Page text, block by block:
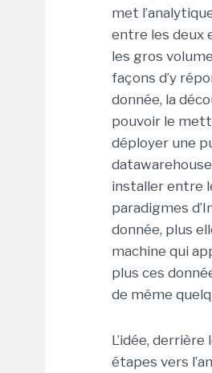
met
entre les deux
les gros
façons d’y
donnée, la
pouvoir le
déployer une
installer entre
paradigmes
donnée, plus
machine qui
plus ces
de même
L’idée,
étapes vers